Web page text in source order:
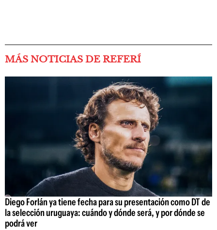
MÁS NOTICIAS DE REFERÍ
Diego Forlán ya tiene fecha para su presentación como DT de
la selección uruguaya: cuándo y dónde será, y por dónde se
podrá ver